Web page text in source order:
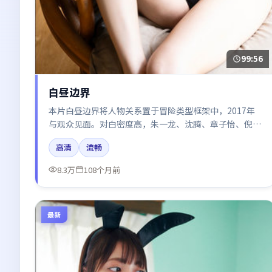
99:56
白昼边界
本片白昼边界将人物关系置于冒险类型框架中，2017年
与观众见面。对白密度高，朱一龙、沈腾、章子怡、倪
妮、秦海璐的台词节奏值得关注；整体气质偏中国大陆都
市与冷色调摄影。
高清
流畅
8.3万
108个月前
最新